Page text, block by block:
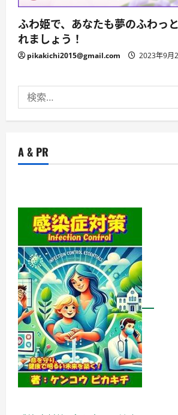
ふわ姫で、あなたも夢のふわっ
れましょう！
pikakichi2015@gmail.com 2023年9月
索:
A & PR